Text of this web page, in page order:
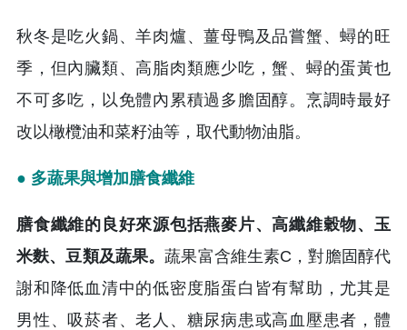
秋冬是吃火鍋、羊肉爐、薑母鴨及品嘗蟹、蟳的旺
季，但內臟類、高脂肉類應少吃，蟹、蟳的蛋黃也
不可多吃，以免體內累積過多膽固醇。烹調時最好
改以橄欖油和菜籽油等，取代動物油脂。
● 多蔬果與增加膳食纖維
膳食纖維的良好來源包括燕麥片、高纖維穀物、玉
米麩、豆類及蔬果。蔬果富含維生素C，對膽固醇代
謝和降低血清中的低密度脂蛋白皆有幫助，尤其是
男性、吸菸者、老人、糖尿病患或高血壓患者，體